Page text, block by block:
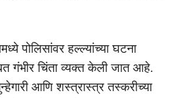
पोलिसांवर हल्ल्यांच्या घटना
गंभीर चिंता व्यक्त केली जात आहे.
आणि शस्त्रास्त्र तस्करीच्या